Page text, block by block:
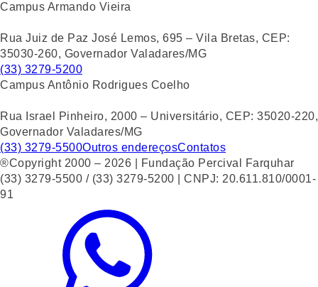
Campus Armando Vieira
Rua Juiz de Paz José Lemos, 695 – Vila Bretas, CEP:
35030-260, Governador Valadares/MG
(33) 3279-5200
Campus Antônio Rodrigues Coelho
Rua Israel Pinheiro, 2000 – Universitário, CEP: 35020-220,
Governador Valadares/MG
(33) 3279-5500Outros endereçosContatos
®Copyright 2000 – 2026 | Fundação Percival Farquhar
(33) 3279-5500 / (33) 3279-5200 | CNPJ: 20.611.810/0001-
91